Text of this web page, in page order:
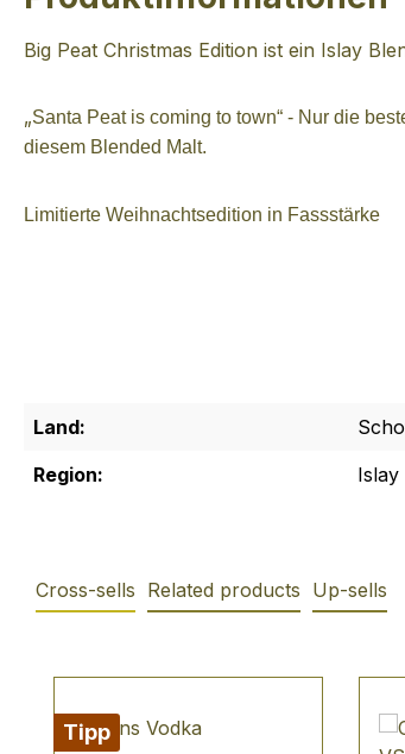
Big Peat Christmas Edition ist ein Islay
„Santa Peat is coming to town“ - Nur die
diesem Blended Malt.
Limitierte Weihnachtsedition in Fassstärke
Land:
Region:
Islay
Cross-sells Related products Up-sells
Tipp